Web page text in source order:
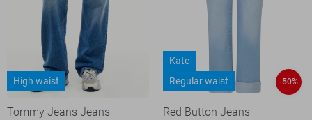
High waist
Tommy Jeans Jeans
Kate
Regular waist
-50%
Red Button Jeans